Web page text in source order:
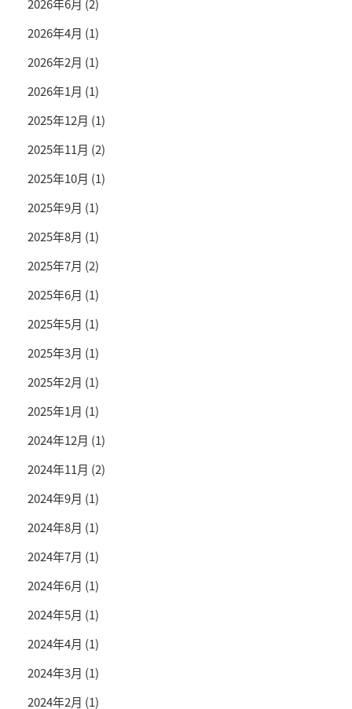
2026年6月 (2)
2026年4月 (1)
2026年2月 (1)
2026年1月 (1)
2025年12月 (1)
2025年11月 (2)
2025年10月 (1)
2025年9月 (1)
2025年8月 (1)
2025年7月 (2)
2025年6月 (1)
2025年5月 (1)
2025年3月 (1)
2025年2月 (1)
2025年1月 (1)
2024年12月 (1)
2024年11月 (2)
2024年9月 (1)
2024年8月 (1)
2024年7月 (1)
2024年6月 (1)
2024年5月 (1)
2024年4月 (1)
2024年3月 (1)
2024年2月 (1)